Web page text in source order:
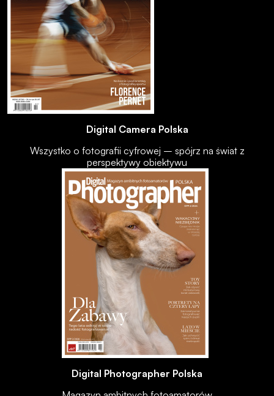
Digital Camera Polska
Wszystko o fotografii cyfrowej – spójrz na świat z
perspektywy obiektywu
Digital Photographer Polska